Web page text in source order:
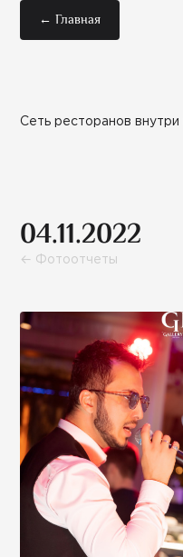
← Главная
Сеть ресторанов внутри
04.11.2022
← Фотоотчеты